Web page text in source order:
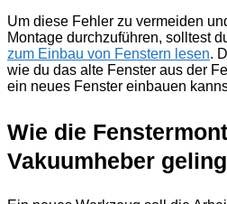
Um diese Fehler zu vermeiden
Montage durchzuführen, solltest
zum Einbau von Fenstern lesen.
wie du das alte Fenster aus der
ein neues Fenster einbauen
Wie die
Vakuumheber